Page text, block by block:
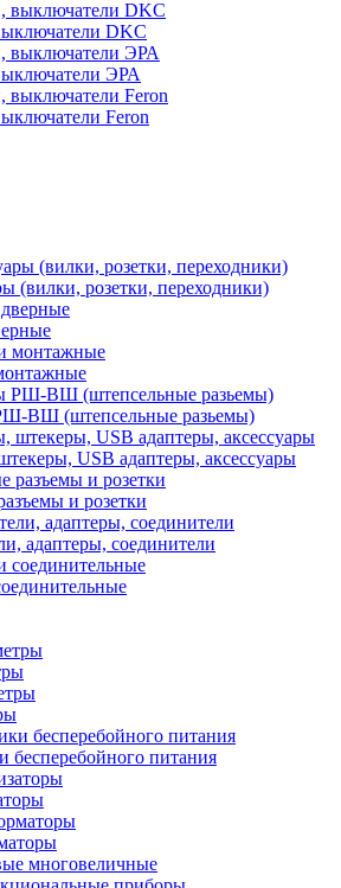
DKC
ЭРА
Feron
(вилки, розетки, переходники)
ВШ (штепсельные разьемы)
USB адаптеры, аксессуары
и розетки
адаптеры, соединители
бесперебойного питания